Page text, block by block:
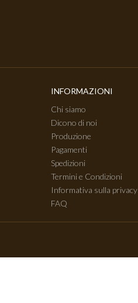
INFORMAZIONI
Chi siamo
Dicono di noi
Produzione
Pagamenti
Spedizioni
Termini e Condizioni
Informativa sulla privacy
FAQ